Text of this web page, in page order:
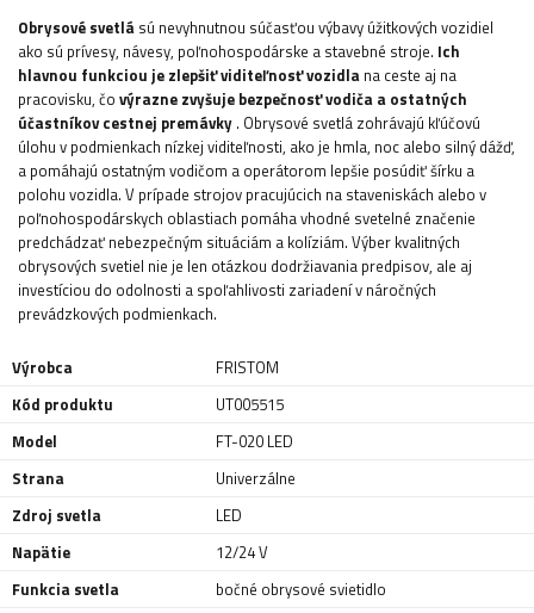
Obrysové svetlá sú nevyhnutnou súčasťou výbavy úžitkových vozidiel
ako sú prívesy, návesy, poľnohospodárske a stavebné stroje. Ich
hlavnou funkciou je zlepšiť viditeľnosť vozidla na ceste aj na
pracovisku, čo výrazne zvyšuje bezpečnosť vodiča a ostatných
účastníkov cestnej premávky . Obrysové svetlá zohrávajú kľúčovú
úlohu v podmienkach nízkej viditeľnosti, ako je hmla, noc alebo silný dážď,
a pomáhajú ostatným vodičom a operátorom lepšie posúdiť šírku a
polohu vozidla. V prípade strojov pracujúcich na staveniskách alebo v
poľnohospodárskych oblastiach pomáha vhodné svetelné značenie
predchádzať nebezpečným situáciám a kolíziám. Výber kvalitných
obrysových svetiel nie je len otázkou dodržiavania predpisov, ale aj
investíciou do odolnosti a spoľahlivosti zariadení v náročných
prevádzkových podmienkach.
Výrobca
FRISTOM
Kód produktu
UT005515
Model
FT-020 LED
Strana
Univerzálne
Zdroj svetla
LED
Napätie
12/24 V
Funkcia svetla
bočné obrysové svietidlo